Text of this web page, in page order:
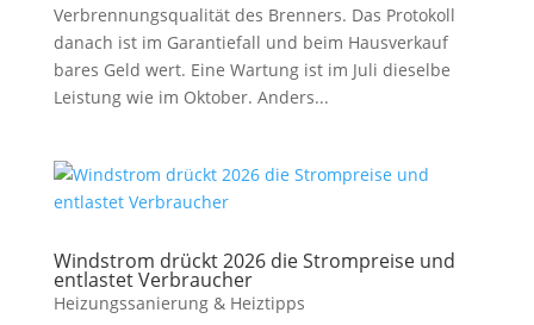
Verbrennungsqualität des Brenners. Das Protokoll
danach ist im Garantiefall und beim Hausverkauf
bares Geld wert. Eine Wartung ist im Juli dieselbe
Leistung wie im Oktober. Anders...
Windstrom drückt 2026 die Strompreise und
entlastet Verbraucher
Heizungssanierung & Heiztipps